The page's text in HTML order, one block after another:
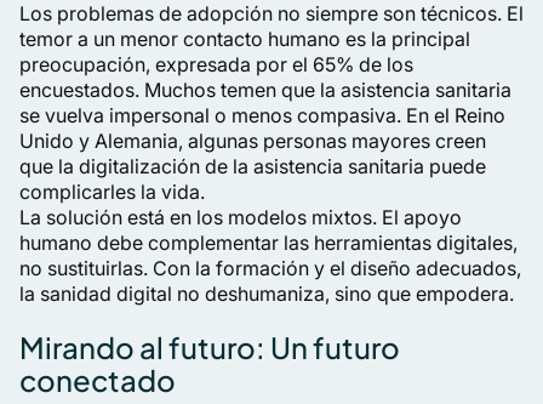
Los problemas de adopción no siempre son técnicos. El
temor a un menor contacto humano es la principal
preocupación, expresada por el 65% de los
encuestados. Muchos temen que la asistencia sanitaria
se vuelva impersonal o menos compasiva. En el Reino
Unido y Alemania, algunas personas mayores creen
que la digitalización de la asistencia sanitaria puede
complicarles la vida.
La solución está en los modelos mixtos. El apoyo
humano debe complementar las herramientas digitales,
no sustituirlas. Con la formación y el diseño adecuados,
la sanidad digital no deshumaniza, sino que empodera.
Mirando al futuro: Un futuro
conectado